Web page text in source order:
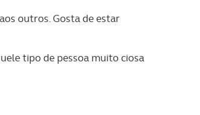
outros. Gosta de estar
tipo de pessoa muito ciosa